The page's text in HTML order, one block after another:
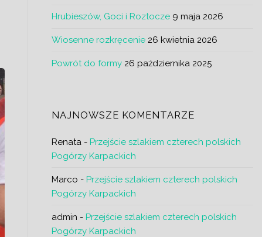
Hrubieszów, Goci i Roztocze 9 maja 2026
Wiosenne rozkręcenie 26 kwietnia 2026
Powrót do formy 26 października 2025
NAJNOWSZE KOMENTARZE
Renata -Przejście szlakiem czterech polskich
Pogórzy Karpackich
Marco -Przejście szlakiem czterech polskich
Pogórzy Karpackich
admin -Przejście szlakiem czterech polskich
Pogórzy Karpackich